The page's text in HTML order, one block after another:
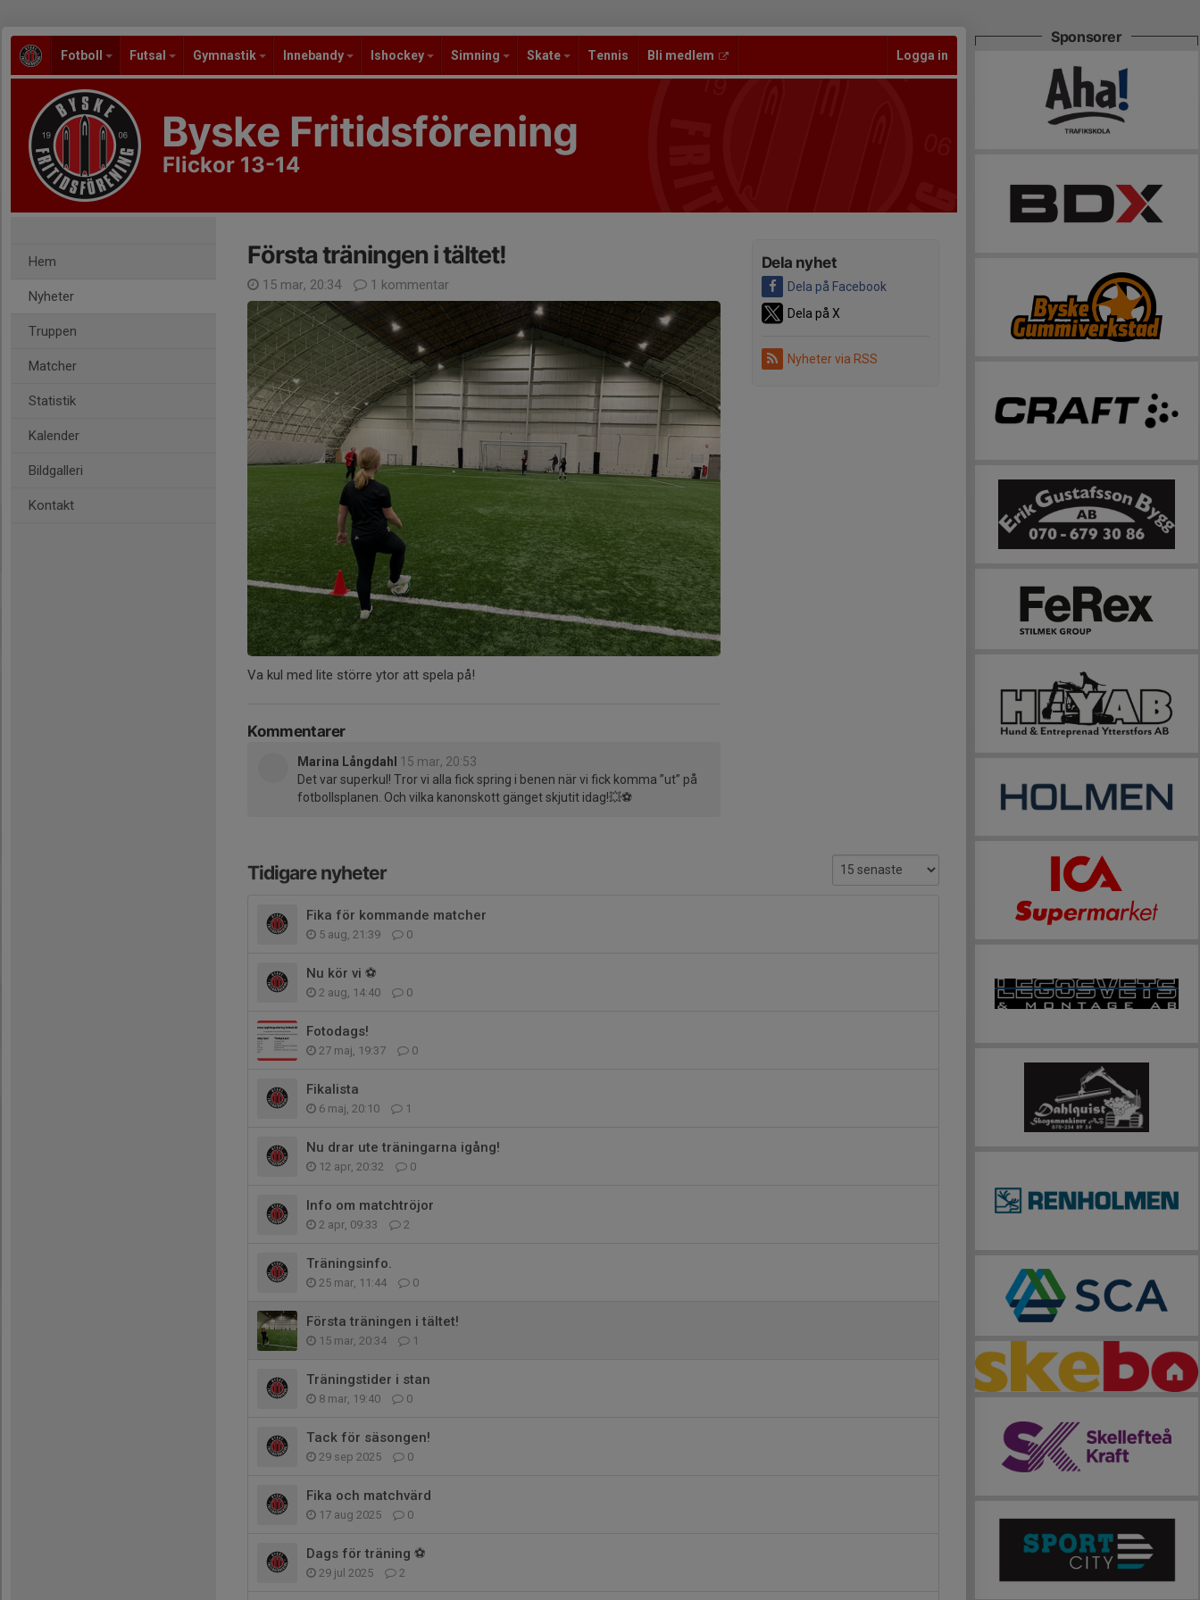
Fotboll Futsal Gymnastik Innebandy Ishockey Simning Skate Tennis Bli medlem Logga in
Byske Fritidsförening
Flickor 13-14
Hem
Nyheter
Truppen
Matcher
Statistik
Kalender
Bildgalleri
Kontakt
Dela nyhet
Dela på Facebook
Dela på X
Nyheter via RSS
Första träningen i tältet!
15 mar, 20:34 1 kommentar
Va kul med lite större ytor att spela på!
Kommentarer
Marina Långdahl 15 mar, 20:53
Det var superkul! Tror vi alla fick spring i benen när vi fick komma ”ut” på
fotbollsplanen. Och vilka kanonskott gänget skjutit idag!💥⚽️
Tidigare nyheter
Fika för kommande matcher
5 aug, 21:39 0
Nu kör vi ⚽️
2 aug, 14:40 0
Fotodags!
27 maj, 19:37 0
Fikalista
6 maj, 20:10 1
Nu drar ute träningarna igång!
12 apr, 20:32 0
Info om matchtröjor
2 apr, 09:33 2
Träningsinfo.
25 mar, 11:44 0
Första träningen i tältet!
15 mar, 20:34 1
Träningstider i stan
8 mar, 19:40 0
Tack för säsongen!
29 sep 2025 0
Fika och matchvärd
17 aug 2025 0
Dags för träning ⚽️
29 jul 2025 2
Sponsorer